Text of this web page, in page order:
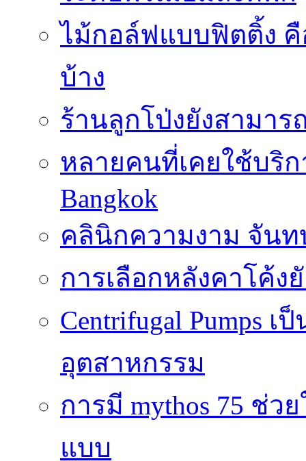
ไม้กอล์ฟแบบฟิตติ้ง คื
บ้าง
ร้านลูกโป่งยังสามา
หลายคนที่เคยใช้บริกา
Bangkok
คลินิกความงาม จันท
การเลือกหลังคาโค้
Centrifugal Pumps
อุตสาหกรรม
การมี mythos 75 ช่
แบบ